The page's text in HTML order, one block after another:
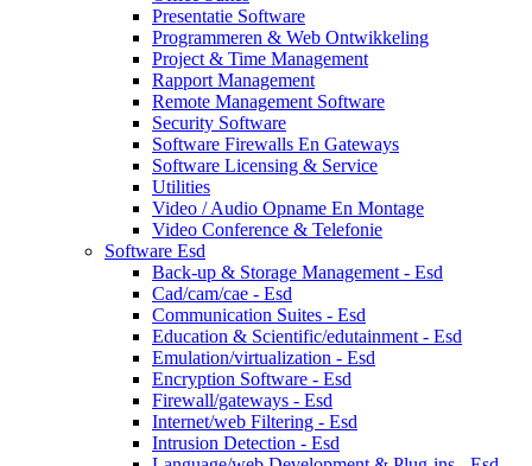
Presentatie Software
Programmeren & Web Ontwikkeling
Project & Time Management
Rapport Management
Remote Management Software
Security Software
Software Firewalls En Gateways
Software Licensing & Service
Utilities
Video / Audio Opname En Montage
Video Conference & Telefonie
Software Esd
Back-up & Storage Management - Esd
Cad/cam/cae - Esd
Communication Suites - Esd
Education & Scientific/edutainment - Esd
Emulation/virtualization - Esd
Encryption Software - Esd
Firewall/gateways - Esd
Internet/web Filtering - Esd
Intrusion Detection - Esd